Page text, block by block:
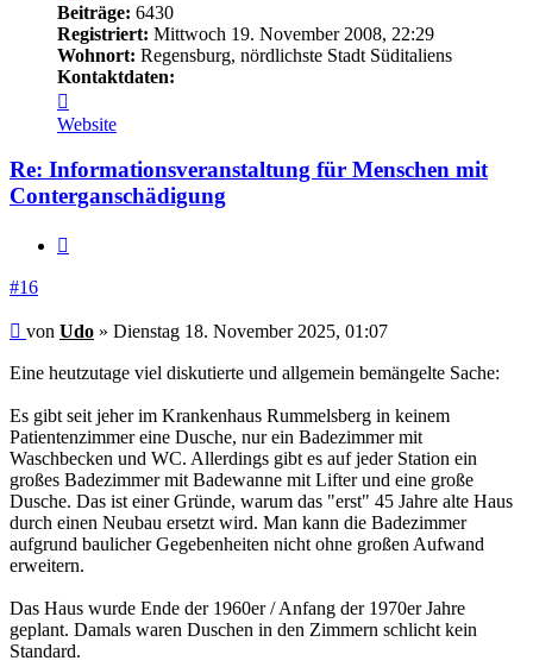
Beiträge: 6430
Registriert: Mittwoch 19. November 2008, 22:29
Wohnort: Regensburg, nördlichste Stadt Süditaliens
Kontaktdaten:
von
Udo
Website
Re: Informationsveranstaltung für Menschen mit
Conterganschädigung
#16
Beitrag
von Udo » Dienstag 18. November 2025, 01:07
Eine heutzutage viel diskutierte und allgemein bemängelte Sache:
Es gibt seit jeher im Krankenhaus Rummelsberg in keinem
Patientenzimmer eine Dusche, nur ein Badezimmer mit
Waschbecken und WC. Allerdings gibt es auf jeder Station ein
großes Badezimmer mit Badewanne mit Lifter und eine große
Dusche. Das ist einer Gründe, warum das "erst" 45 Jahre alte Haus
durch einen Neubau ersetzt wird. Man kann die Badezimmer
aufgrund baulicher Gegebenheiten nicht ohne großen Aufwand
erweitern.
Das Haus wurde Ende der 1960er / Anfang der 1970er Jahre
geplant. Damals waren Duschen in den Zimmern schlicht kein
Standard.